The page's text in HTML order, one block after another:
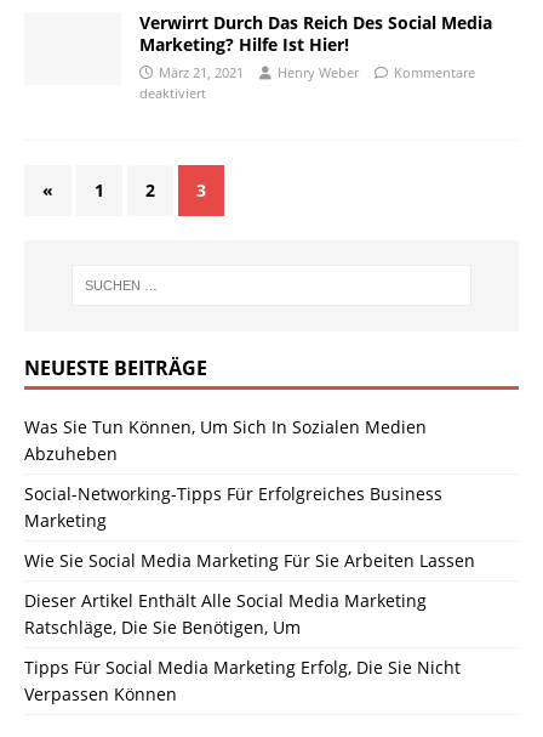
Verwirrt Durch Das Reich Des Social Media
Marketing? Hilfe Ist Hier!
März 21, 2021 Henry Weber
Kommentare
deaktiviert
« 1 2 3
NEUESTE BEITRÄGE
Was Sie Tun Können, Um Sich In Sozialen Medien
Abzuheben
Social-Networking-Tipps Für Erfolgreiches Business
Marketing
Wie Sie Social Media Marketing Für Sie Arbeiten Lassen
Dieser Artikel Enthält Alle Social Media Marketing
Ratschläge, Die Sie Benötigen, Um
Tipps Für Social Media Marketing Erfolg, Die Sie Nicht
Verpassen Können